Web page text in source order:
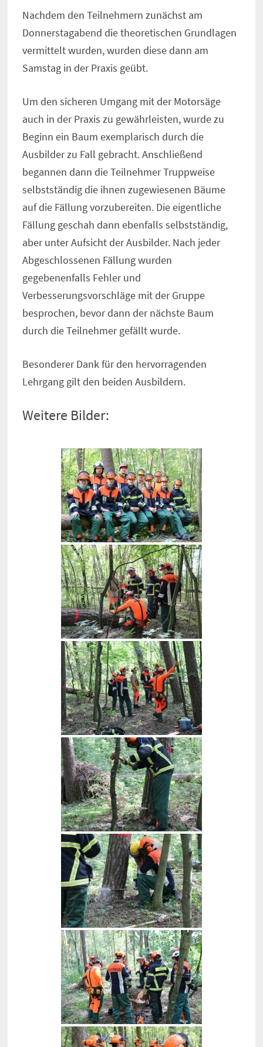
Nachdem den Teilnehmern zunächst am
Donnerstagabend die theoretischen Grundlagen
vermittelt wurden, wurden diese dann am
Samstag in der Praxis geübt.
Um den sicheren Umgang mit der Motorsäge
auch in der Praxis zu gewährleisten, wurde zu
Beginn ein Baum exemplarisch durch die
Ausbilder zu Fall gebracht. Anschließend
begannen dann die Teilnehmer Truppweise
selbstständig die ihnen zugewiesenen Bäume
auf die Fällung vorzubereiten. Die eigentliche
Fällung geschah dann ebenfalls selbstständig,
aber unter Aufsicht der Ausbilder. Nach jeder
Abgeschlossenen Fällung wurden
gegebenenfalls Fehler und
Verbesserungsvorschläge mit der Gruppe
besprochen, bevor dann der nächste Baum
durch die Teilnehmer gefällt wurde.
Besonderer Dank für den hervorragenden
Lehrgang gilt den beiden Ausbildern.
Weitere Bilder: